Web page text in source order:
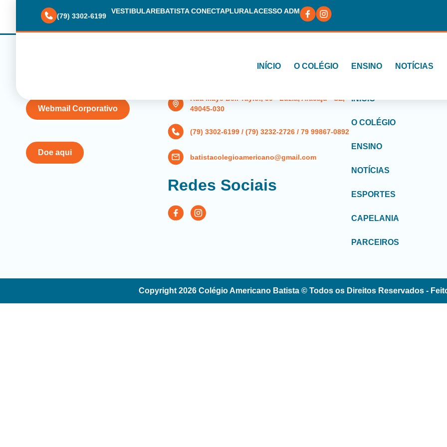
(79) 3302-6199
VESTIBULAREBATISTA CONECTAPLURALACESSO ADM
INÍCIO O COLÉGIO ENSINO NOTÍCIAS
Médio – 3ªSérie
Webmail Corporativo
Doe aqui
Rua Maye Bell Taylor, 35 - Luzia, Aracaju - SE,
49045-030
(79) 3302-6199 / (79) 3232-2726 / 79 99867-0892
batistacolegioamericano@gmail.com
Redes Sociais
Institucional
INÍCIO
O COLÉGIO
ENSINO
NOTÍCIAS
ESPORTES
CAPELANIA
PARCEIROS
Copyright 2026 Colégio Americano Batista © Todos os Direitos Reservados -